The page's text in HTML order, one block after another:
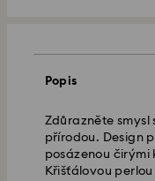
Popis
Zdůrazněte smysl
přírodou. Design
posázenou čirými
Křišťálovou
Objednávky
Standardní
Standardní
Standardní